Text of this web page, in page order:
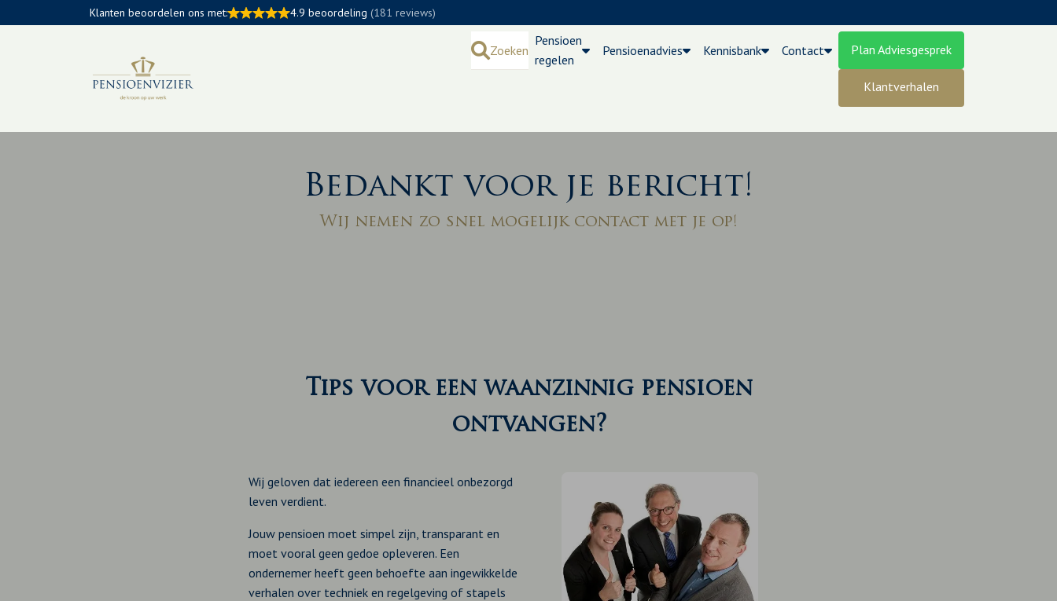
Klanten beoordelen ons met: 4.9 beoordeling (181 reviews)
Zoeken
Pensioen
regelen
Pensioenadvies Kennisbank Contact Plan Adviesgesprek
Klantverhalen
Bedankt voor je bericht!
Wij nemen zo snel mogelijk contact met je op!
Tips voor een waanzinnig pensioen
ontvangen?
Wij geloven dat iedereen een financieel onbezorgd
leven verdient.
Jouw pensioen moet simpel zijn, transparant en
moet vooral geen gedoe opleveren. Een
ondernemer heeft geen behoefte aan ingewikkelde
verhalen over techniek en regelgeving of stapels